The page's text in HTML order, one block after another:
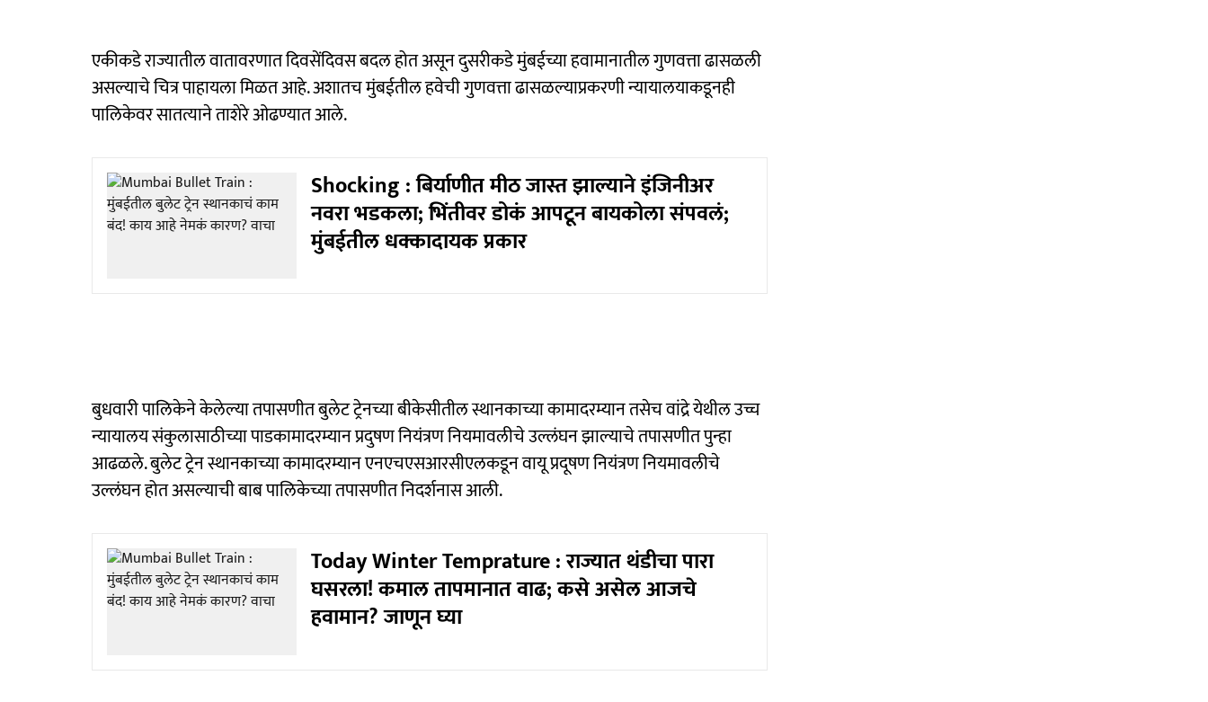
एकीकडे राज्यातील वातावरणात दिवसेंदिवस बदल होत असून दुसरीकडे मुंबईच्या हवामानातील गुणवत्ता ढासळली
असल्याचे चित्र पाहायला मिळत आहे. अशातच मुंबईतील हवेची गुणवत्ता ढासळल्याप्रकरणी न्यायालयाकडूनही
पालिकेवर सातत्याने ताशेरे ओढण्यात आले.
Shocking : बिर्याणीत मीठ जास्त झाल्याने इंजिनीअर
नवरा भडकला; भिंतीवर डोकं आपटून बायकोला संपवलं;
मुंबईतील धक्कादायक प्रकार
बुधवारी पालिकेने केलेल्या तपासणीत बुलेट ट्रेनच्या बीकेसीतील स्थानकाच्या कामादरम्यान तसेच वांद्रे येथील उच्च
न्यायालय संकुलासाठीच्या पाडकामादरम्यान प्रदुषण नियंत्रण नियमावलीचे उल्लंघन झाल्याचे तपासणीत पुन्हा
आढळले. बुलेट ट्रेन स्थानकाच्या कामादरम्यान एनएचएसआरसीएलकडून वायू प्रदूषण नियंत्रण नियमावलीचे
उल्लंघन होत असल्याची बाब पालिकेच्या तपासणीत निदर्शनास आली.
Today Winter Temprature : राज्यात थंडीचा पारा
घसरला! कमाल तापमानात वाढ; कसे असेल आजचे
हवामान? जाणून घ्या